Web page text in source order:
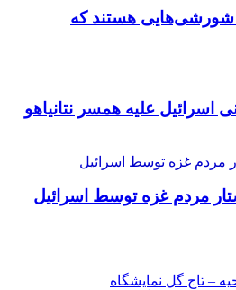
شورشی‌هایی هستند که
اسرائیل علیه همسر نتانیاهو
مردم غزه توسط اسرائیل
– تاج گل نمایشگاه